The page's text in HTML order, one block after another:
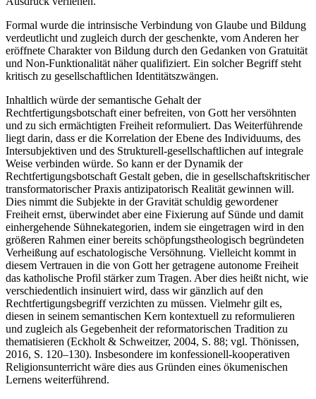
Formal wurde die intrinsische Verbindung von Glaube und Bildung
verdeutlicht und zugleich durch der geschenkte, vom Anderen her
eröffnete Charakter von Bildung durch den Gedanken von Gratuität
und Non-Funktionalität näher qualifiziert. Ein solcher Begriff steht
kritisch zu gesellschaftlichen Identitätszwängen.
Inhaltlich würde der semantische Gehalt der
Rechtfertigungsbotschaft einer befreiten, von Gott her versöhnten
und zu sich ermächtigten Freiheit reformuliert. Das Weiterführende
liegt darin, dass er die Korrelation der Ebene des Individuums, des
Intersubjektiven und des Strukturell-gesellschaftlichen auf integrale
Weise verbinden würde. So kann er der Dynamik der
Rechtfertigungsbotschaft Gestalt geben, die in gesellschaftskritischer
transformatorischer Praxis antizipatorisch Realität gewinnen will.
Dies nimmt die Subjekte in der Gravität schuldig gewordener
Freiheit ernst, überwindet aber eine Fixierung auf Sünde und damit
einhergehende Sühnekategorien, indem sie eingetragen wird in den
größeren Rahmen einer bereits schöpfungstheologisch begründeten
Verheißung auf eschatologische Versöhnung. Vielleicht kommt in
diesem Vertrauen in die von Gott her getragene autonome Freiheit
das katholische Profil stärker zum Tragen. Aber dies heißt nicht, wie
verschiedentlich insinuiert wird, dass wir gänzlich auf den
Rechtfertigungsbegriff verzichten zu müssen. Vielmehr gilt es,
diesen in seinem semantischen Kern kontextuell zu reformulieren
und zugleich als Gegebenheit der reformatorischen Tradition zu
thematisieren (Eckholt & Schweitzer, 2004, S. 88; vgl. Thönissen,
2016, S. 120–130). Insbesondere im konfessionell-kooperativen
Religionsunterricht wäre dies aus Gründen eines ökumenischen
Lernens weiterführend.